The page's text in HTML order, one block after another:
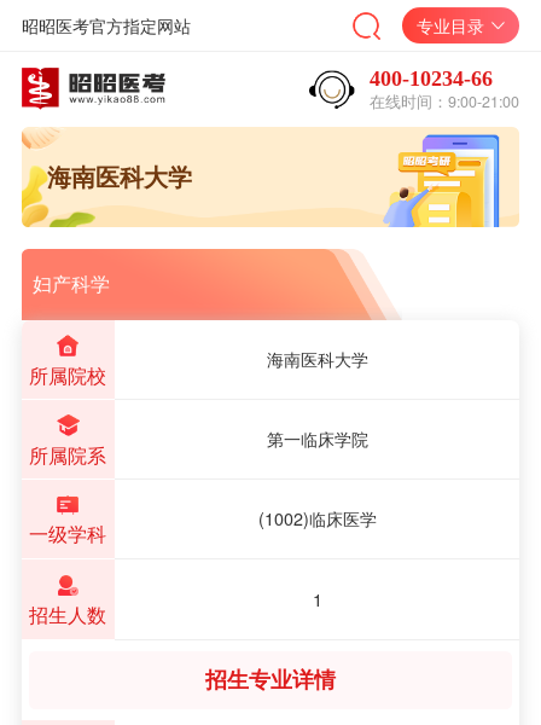
昭昭医考官方指定网站 专业目录
400-10234-66
在线时间：9:00-21:00
海南医科大学
妇产科学
所属院校
海南医科大学
所属院系
第一临床学院
一级学科 (1002)临床医学
招生人数
1
招生专业详情